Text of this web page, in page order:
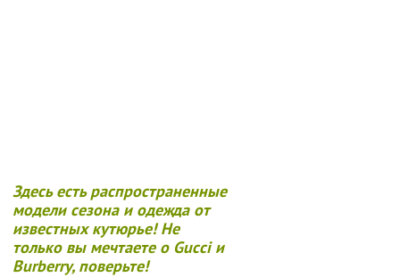
Здесь есть распространенные
модели сезона и одежда от
известных кутюрье! Не
только вы мечтаете о Gucci и
Burberry, поверьте!